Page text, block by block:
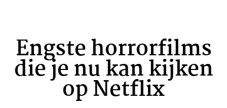
Engste horrorfilms
die je nu kan kijken
op Netflix